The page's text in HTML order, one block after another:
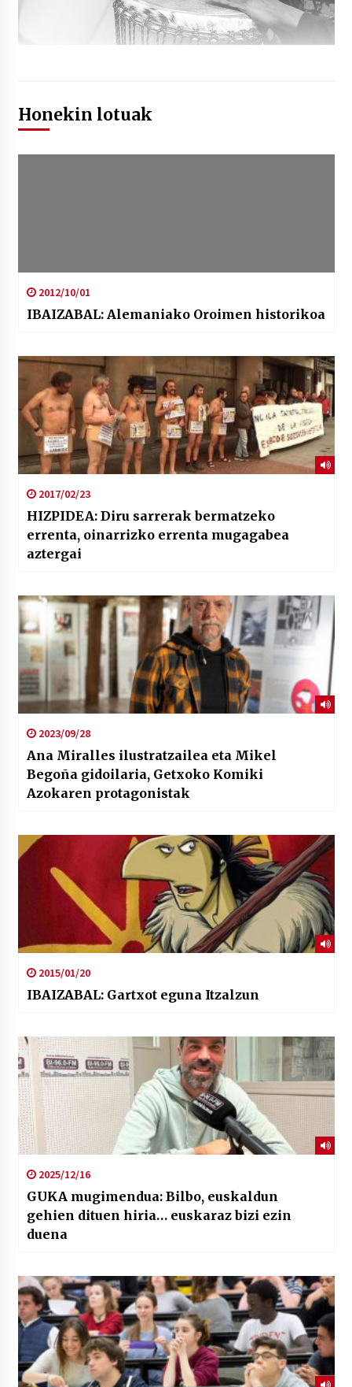
Honekin lotuak
2012/10/01
IBAIZABAL: Alemaniako Oroimen historikoa
2017/02/23
HIZPIDEA: Diru sarrerak bermatzeko
errenta, oinarrizko errenta mugagabea
aztergai
2023/09/28
Ana Miralles ilustratzailea eta Mikel
Begoña gidoilaria, Getxoko Komiki
Azokaren protagonistak
2015/01/20
IBAIZABAL: Gartxot eguna Itzalzun
2025/12/16
GUKA mugimendua: Bilbo, euskaldun
gehien dituen hiria… euskaraz bizi ezin
duena